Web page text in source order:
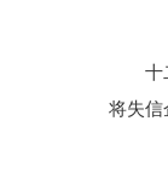
十二
将失信